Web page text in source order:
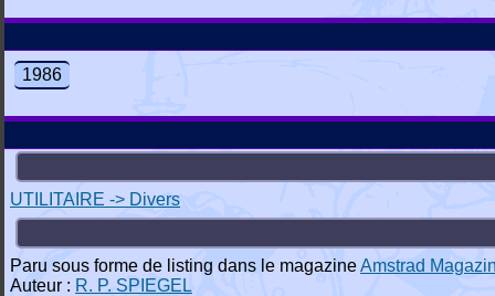
1986
UTILITAIRE -> Divers
Paru sous forme de listing dans le magazineAmstrad
Auteur : R. P. SPIEGEL